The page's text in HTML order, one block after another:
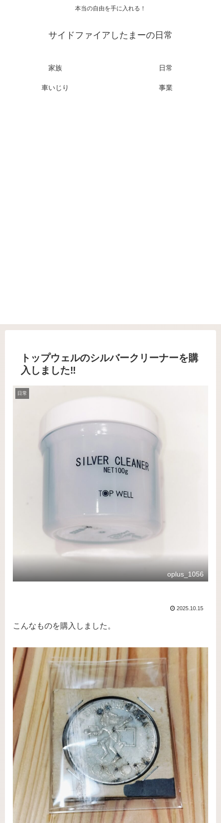
本当の自由を手に入れる！
サイドファイアしたまーの日常
家族 日常
車いじり 事業
トップウェルのシルバークリーナーを購
入しました‼️
日常
oplus_1056
2025.10.15
こんなものを購入しました。